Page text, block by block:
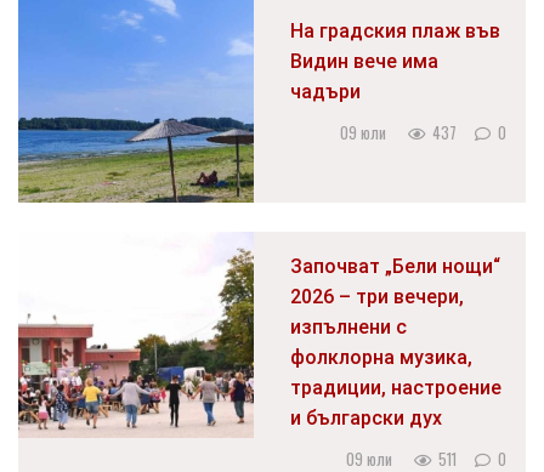
На градския плаж във
Видин вече има
чадъри
09 юли 437 0
Започват „Бели нощи“
2026 – три вечери,
изпълнени с
фолклорна музика,
традиции, настроение
и български дух
09 юли 511 0